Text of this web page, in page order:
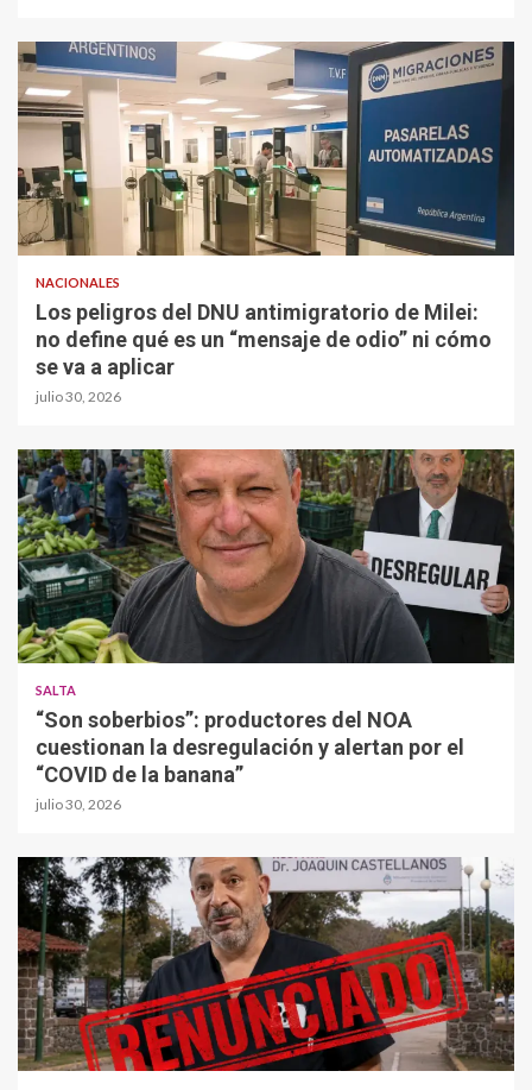
NACIONALES
Los peligros del DNU antimigratorio de Milei:
no define qué es un “mensaje de odio” ni cómo
se va a aplicar
julio 30, 2026
SALTA
“Son soberbios”: productores del NOA
cuestionan la desregulación y alertan por el
“COVID de la banana”
julio 30, 2026